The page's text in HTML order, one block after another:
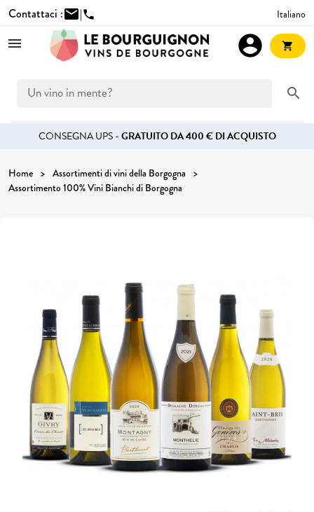
Contattaci :mail|phone Italiano
search
account_circle shopping_cart
CONSEGNA UPS -GRATUITO DA 400 € DI ACQUISTO
Home
Assortimenti di vini della Borgogna
Assortimento 100% Vini Bianchi di Borgogna